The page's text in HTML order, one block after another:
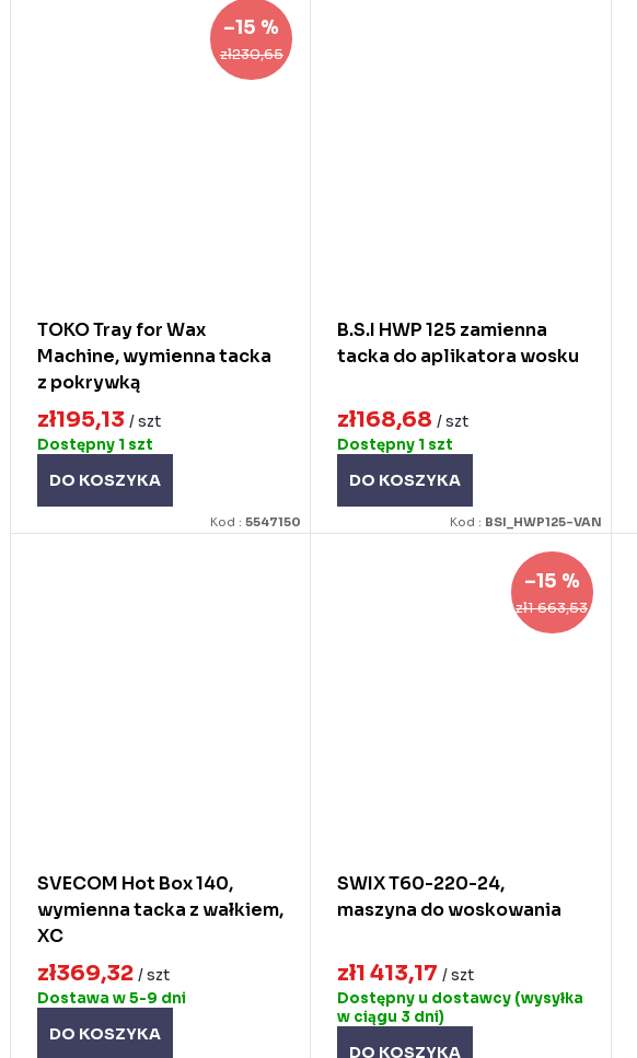
zł230,65
–15 %
TOKO Tray for Wax
Machine, wymienna tacka
z pokrywką
zł195,13 / szt
Dostępny 1 szt
DO KOSZYKA
Kod :5547150
B.S.I HWP 125 zamienna
tacka do aplikatora wosku
zł168,68/ szt
Dostępny 1 szt
DO KOSZYKA
Kod : BSI_HWP125-VAN
SVECOM Hot Box 140,
wymienna tacka z wałkiem,
XC
zł369,32 / szt
Dostawa w 5-9 dni
DO KOSZYKA
zł1 663,53
–15 %
SWIX T60-220-24,
maszyna do woskowania
zł1 413,17/ szt
Dostępny u dostawcy (wysyłka
w ciągu 3 dni)
DO KOSZYKA